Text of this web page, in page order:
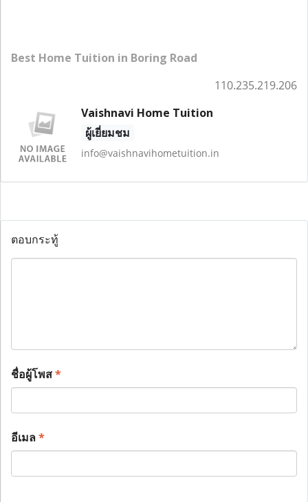
Best Home Tuition in Boring Road
110.235.219.206
Vaishnavi Home Tuition
ผู้เยี่ยมชม
info@vaishnavihometuition.in
ตอบกระทู้
ชื่อผู้โพส*
อีเมล*